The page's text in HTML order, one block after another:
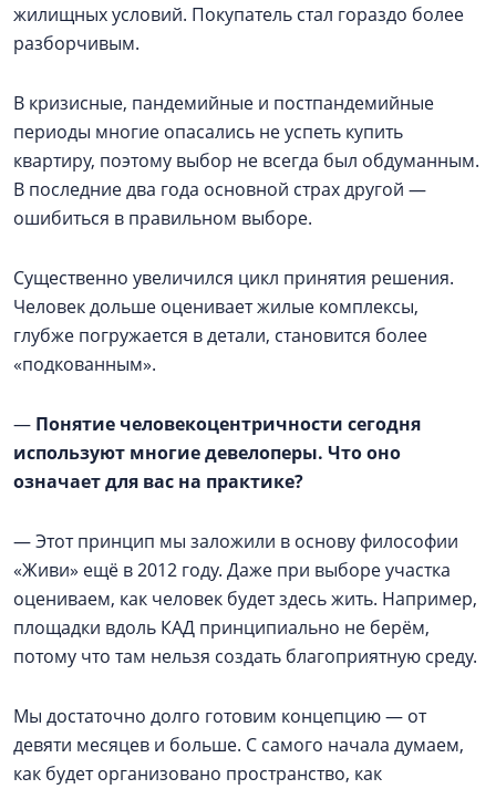
жилищных условий. Покупатель стал гораздо более
разборчивым.
В кризисные, пандемийные и постпандемийные
периоды многие опасались не успеть купить
квартиру, поэтому выбор не всегда был обдуманным.
В последние два года основной страх другой —
ошибиться в правильном выборе.
Существенно увеличился цикл принятия решения.
Человек дольше оценивает жилые комплексы,
глубже погружается в детали, становится более
«подкованным».
— Понятие человекоцентричности сегодня
используют многие девелоперы. Что оно
означает для вас на практике?
— Этот принцип мы заложили в основу философии
«Живи» ещё в 2012 году. Даже при выборе участка
оцениваем, как человек будет здесь жить. Например,
площадки вдоль КАД принципиально не берём,
потому что там нельзя создать благоприятную среду.
Мы достаточно долго готовим концепцию — от
девяти месяцев и больше. С самого начала думаем,
как будет организовано пространство, как